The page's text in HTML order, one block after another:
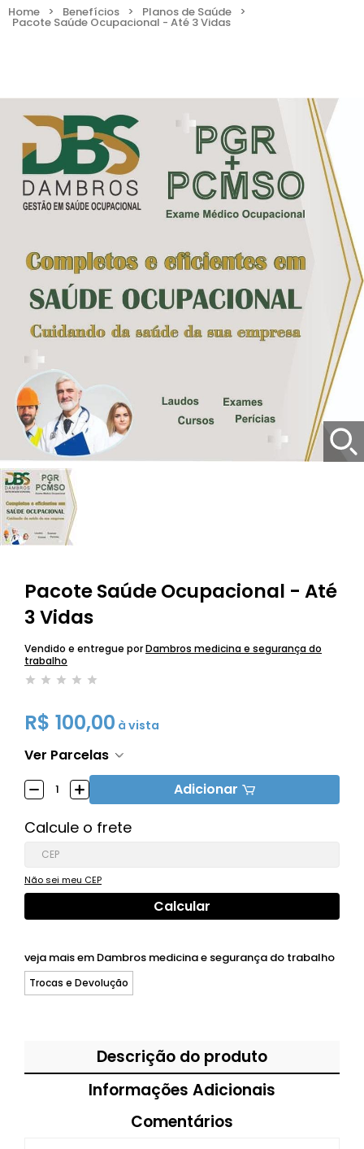
Home > Benefícios > Planos de Saúde >
Pacote Saúde Ocupacional - Até 3 Vidas
Pacote Saúde Ocupacional - Até
3 Vidas
Vendido e entregue porDambros medicina e segurança do
trabalho
R$ 100,00 à vista
Ver Parcelas
Adicionar
Calcule o frete
Não sei meu CEP
veja mais em Dambros medicina e segurança do trabalho
Trocas e Devolução
Descrição do produto
Informações Adicionais
Comentários